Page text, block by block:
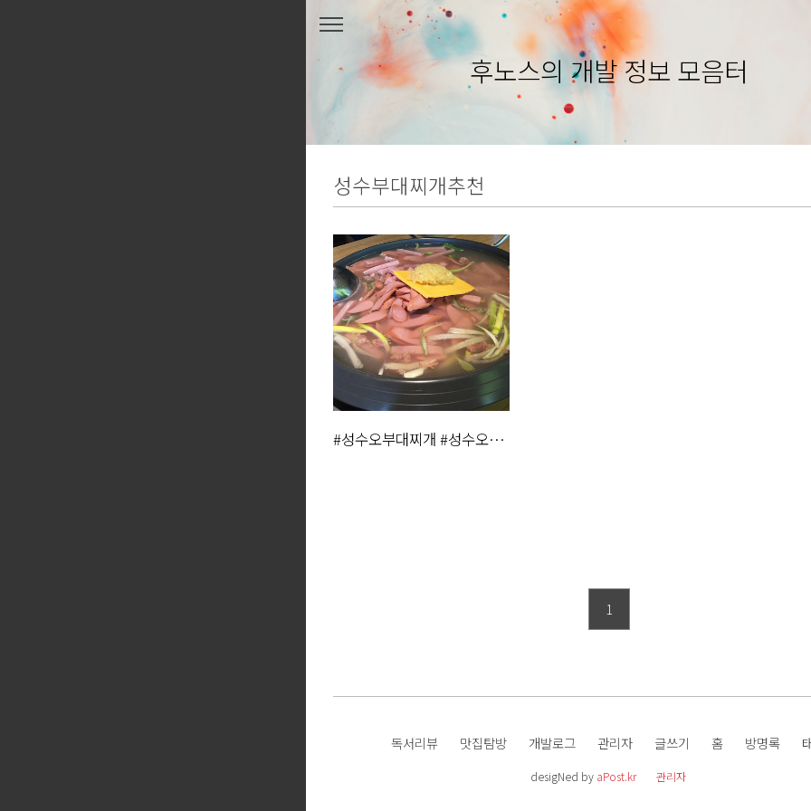
후노스의 개발 정보 모음터
성수부대찌개추천
#성수오부대찌개 #성수오부
1
독서리뷰 맛집탐방 개발로그 관리자 글쓰기 홈 방명록
desigNed by aPost.kr 관리자